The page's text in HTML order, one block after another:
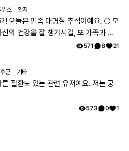
제13회 희망의 소리 합창단 정기연주회
식을 들고 다시 찾아뵙겠습니다. 다음 주
널리 공유해 주세요.
스 환자
🌕 모
의 건강을 잘 챙기시길, 또 가족과 함
시길 레어노트팀이 기원하겠습니다!
571 8 21
군 기타
질환도 있는 관련 유저예요. 저는 궁
573 0 1